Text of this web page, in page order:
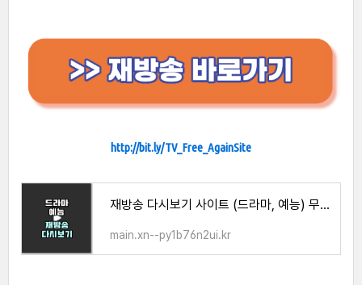
http://bit.ly/TV_Free_AgainSite
재방송 다시보기 사이트 (드라마, 예능) 무료 시청 방법
main.xn--py1b76n2ui.kr